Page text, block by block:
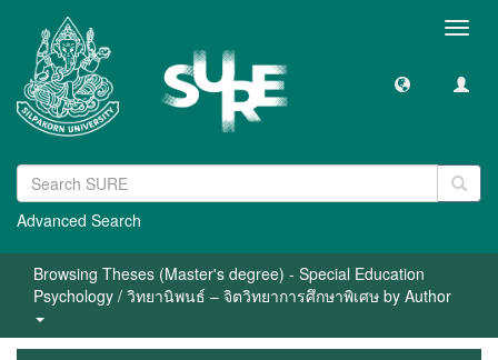
Advanced Search
Browsing Theses (Master's degree) - Special Education
Psychology / วิทยานิพนธ์ – จิตวิทยาการศึกษาพิเศษ by Author